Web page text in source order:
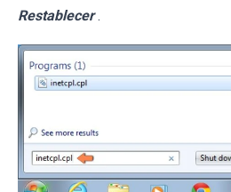
Restablecer .